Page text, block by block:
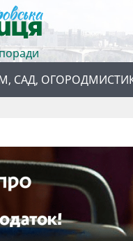
САД, ОГОРОД